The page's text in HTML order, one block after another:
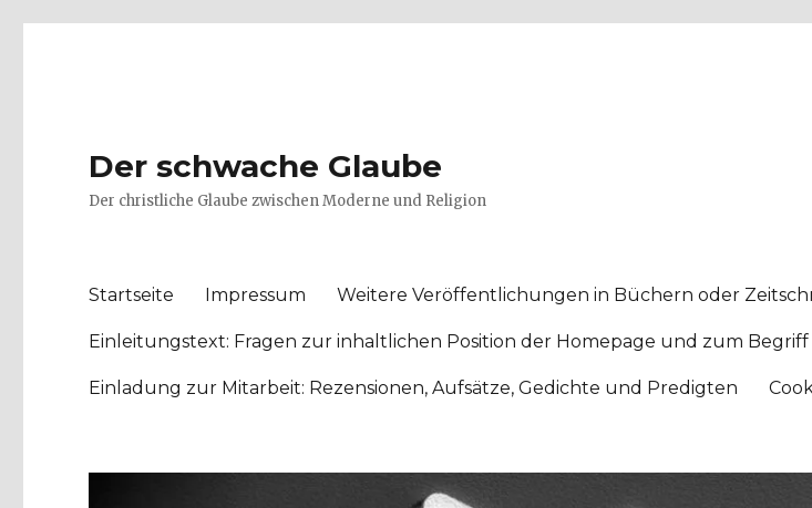
Der schwache Glaube
Der christliche Glaube zwischen Moderne und Religion
Startseite Impressum Weitere Veröffentlichungen in Büchern oder
Einleitungstext: Fragen zur inhaltlichen Position der Homepage und zum Begriff
Einladung zur Mitarbeit: Rezensionen, Aufsätze, Gedichte und Predigten